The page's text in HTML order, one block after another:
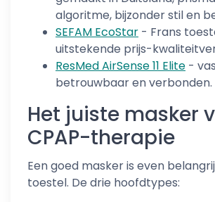
algoritme, bijzonder stil en
SEFAM EcoStar - Frans
uitstekende prijs-
ResMed AirSense 11 Elite -
betrouwbaar en verbonden.
Het juiste masker
CPAP-therapie
Een goed masker is even
toestel. De drie hoofdtypes: